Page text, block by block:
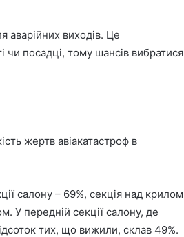
аварійних виходів. Це
чи посадці, тому шансів вибратися
жертв авіакатастроф в
салону – 69%, секція над крилом
У передній секції салону, де
тих, що вижили, склав 49%.